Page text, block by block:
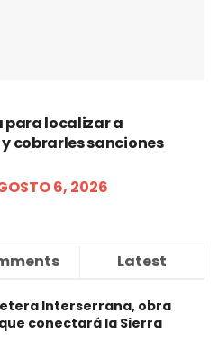
para localizar a
cobrarles sanciones
6, 2026
Latest
Interserrana, obra
conectará la Sierra